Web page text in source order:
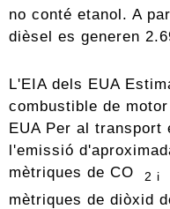
no conté etanol. A
dièsel es generen
L'EIA dels EUA
combustible de
EUA Per al transport
l'emissió
mètriques de CO
2 i
mètriques de diòxid